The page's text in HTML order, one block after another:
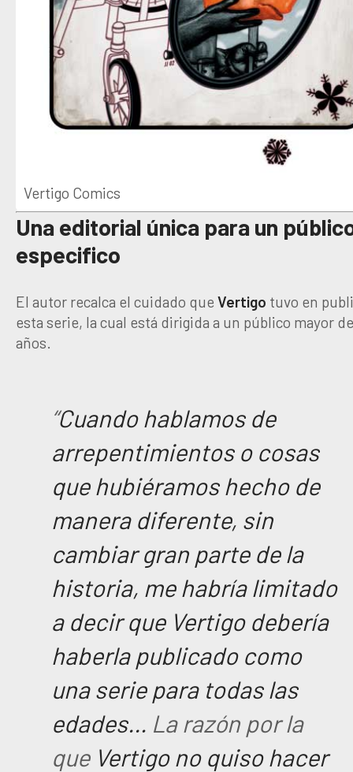
Vertigo Comics
Una editorial única para un
especifico
El autor recalca el cuidado que Vertigo tuvo en
esta serie, la cual está dirigida a un público mayor
años.
“Cuando hablamos de
arrepentimientos o cosas
que hubiéramos hecho de
manera diferente, sin
cambiar gran parte de la
historia, me habría limitado
a decir que Vertigodebería
haberla publicado como
una serie para todas las
edades… La razón por la
que Vertigono quiso hacer